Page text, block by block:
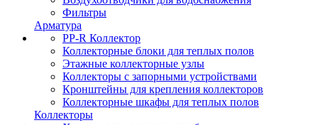
Фильтры
Арматура
PP-R Коллектор
Коллекторные блоки для теплых полов
Этажные коллекторные узлы
Коллекторы с запорными устройствами
Кронштейны для крепления коллекторов
Коллекторные шкафы для теплых полов
Коллекторы